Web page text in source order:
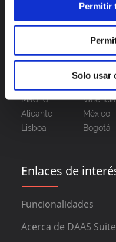
Permitir
Solo usar
Madrid
Valencia
Alicante
México
Lisboa
Bogotá
Enlaces de
Funcionalidades
Acerca de DAAS Suite